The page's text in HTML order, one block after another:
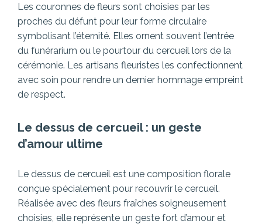
Les couronnes de fleurs sont choisies par les
proches du défunt pour leur forme circulaire
symbolisant l’éternité. Elles ornent souvent l’entrée
du funérarium ou le pourtour du cercueil lors de la
cérémonie. Les artisans fleuristes les confectionnent
avec soin pour rendre un dernier hommage empreint
de respect.
Le dessus de cercueil : un geste
d’amour ultime
Le dessus de cercueil est une composition florale
conçue spécialement pour recouvrir le cercueil.
Réalisée avec des fleurs fraîches soigneusement
choisies, elle représente un geste fort d’amour et